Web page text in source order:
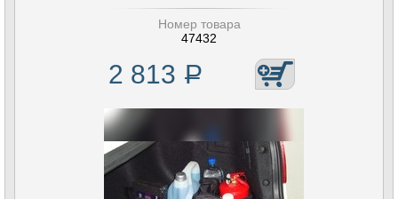
Номер товара
47432
2 813 Р